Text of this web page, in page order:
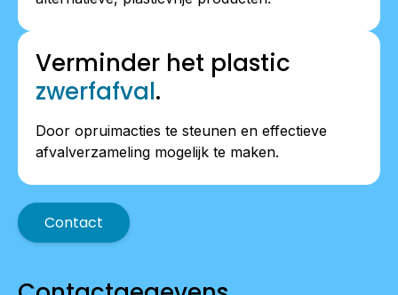
Verminder het plastic
zwerfafval.
Door opruimacties te steunen en effectieve
afvalverzameling mogelijk te maken.
Contact